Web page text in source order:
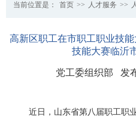
当前位置是： 首页 >> 人才服务 >>
高新区职工在市职工职业技
技能大赛临沂
党工委组织部 发
近日，山东省第八届职工职